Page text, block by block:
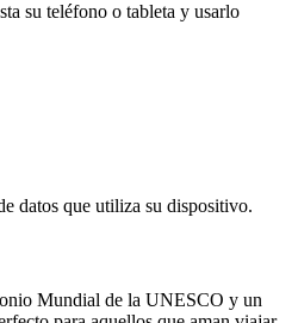
su teléfono o tableta y usarlo
datos que utiliza su dispositivo.
Mundial de la UNESCO y un